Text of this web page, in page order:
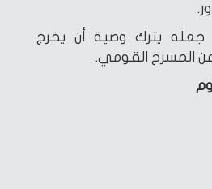
يترك وصية أن يخرج
المسرح القومي.